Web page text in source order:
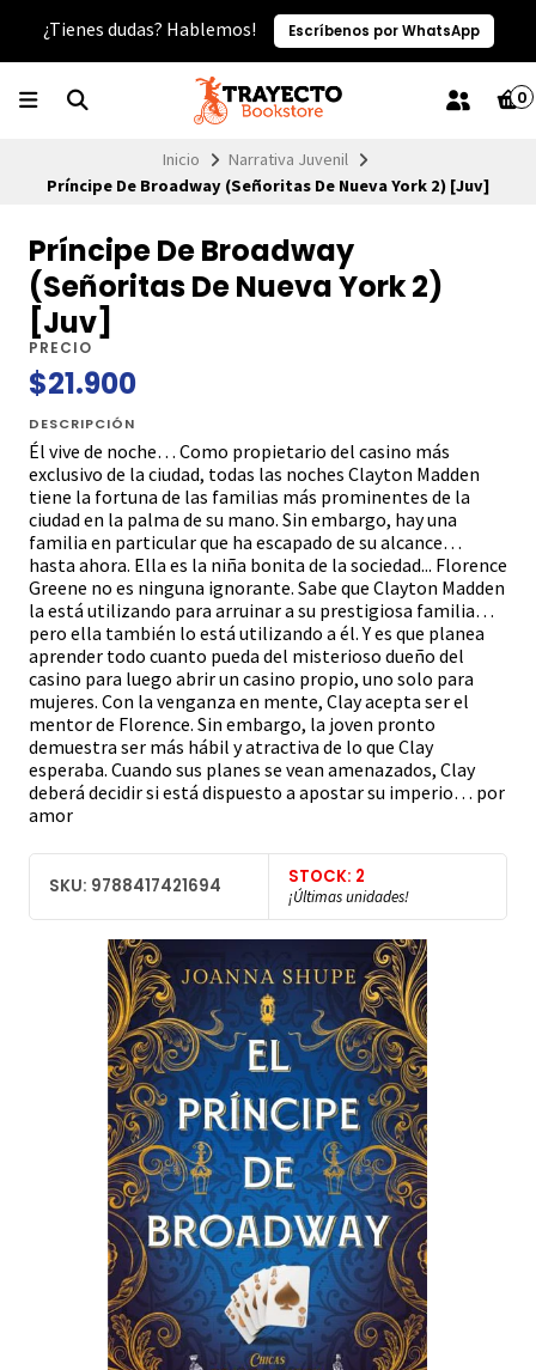
¿Tienes dudas? Hablemos! Escríbenos por WhatsApp
0
Inicio
Narrativa Juvenil
Príncipe De Broadway (Señoritas De Nueva York 2) [Juv]
Príncipe De Broadway
(Señoritas De Nueva York 2)
[Juv]
PRECIO
$21.900
DESCRIPCIÓN
Él vive de noche… Como propietario del casino más
exclusivo de la ciudad, todas las noches Clayton Madden
tiene la fortuna de las familias más prominentes de la
ciudad en la palma de su mano. Sin embargo, hay una
familia en particular que ha escapado de su alcance…
hasta ahora. Ella es la niña bonita de la sociedad... Florence
Greene no es ninguna ignorante. Sabe que Clayton Madden
la está utilizando para arruinar a su prestigiosa familia…
pero ella también lo está utilizando a él. Y es que planea
aprender todo cuanto pueda del misterioso dueño del
casino para luego abrir un casino propio, uno solo para
mujeres. Con la venganza en mente, Clay acepta ser el
mentor de Florence. Sin embargo, la joven pronto
demuestra ser más hábil y atractiva de lo que Clay
esperaba. Cuando sus planes se vean amenazados, Clay
deberá decidir si está dispuesto a apostar su imperio… por
amor
SKU: 9788417421694 STOCK: 2
¡Últimas unidades!